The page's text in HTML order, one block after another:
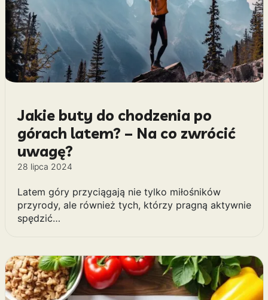
Jakie buty do chodzenia po
górach latem? – Na co zwrócić
uwagę?
28 lipca 2024
Latem góry przyciągają nie tylko miłośników
przyrody, ale również tych, którzy pragną aktywnie
spędzić…